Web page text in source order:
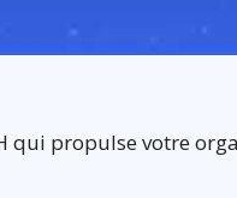
qui propulse votre